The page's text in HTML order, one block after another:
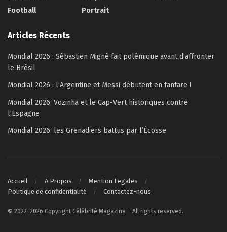
Football
Portrait
Articles Récents
Mondial 2026 : Sébastien Migné fait polémique avant d’affronter
le Brésil
Mondial 2026 : l’Argentine et Messi débutent en fanfare !
Mondial 2026: Vozinha et le Cap-Vert historiques contre
l’Espagne
Mondial 2026: les Grenadiers battus par l’Écosse
Accueil A Propos
Mention Legales
Politique de confidentialité
Contactez-nous
© 2022–2026 Copyright Célébrité Magazine – All rights reserved.